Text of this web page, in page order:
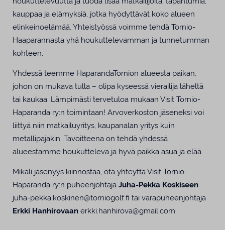
kauppaa ja elämyksiä, jotka hyödyttävät koko alueen
elinkeinoelämää. Yhteistyössä voimme tehdä Tornio-
Haaparannasta yhä houkuttelevamman ja tunnetumman
kohteen.
Yhdessä teemme HaparandaTornion alueesta paikan,
johon on mukava tulla – olipa kyseessä vierailija läheltä
tai kaukaa. Lämpimästi tervetuloa mukaan Visit Tornio-
Haparanda ry:n toimintaan! Arvoverkoston jäseneksi voi
liittyä niin matkailuyritys, kaupanalan yritys kuin
metallipajakin. Tavoitteena on tehdä yhdessä
alueestamme houkutteleva ja hyvä paikka asua ja elää.
Mikäli jäsenyys kiinnostaa, ota yhteyttä Visit Tornio-
Haparanda ry:n puheenjohtaja Juha-Pekka Koskiseen
juha-pekka.koskinen@torniogolf.fi tai varapuheenjohtaja
Erkki Hanhirovaan erkki.hanhirova@gmail.com.